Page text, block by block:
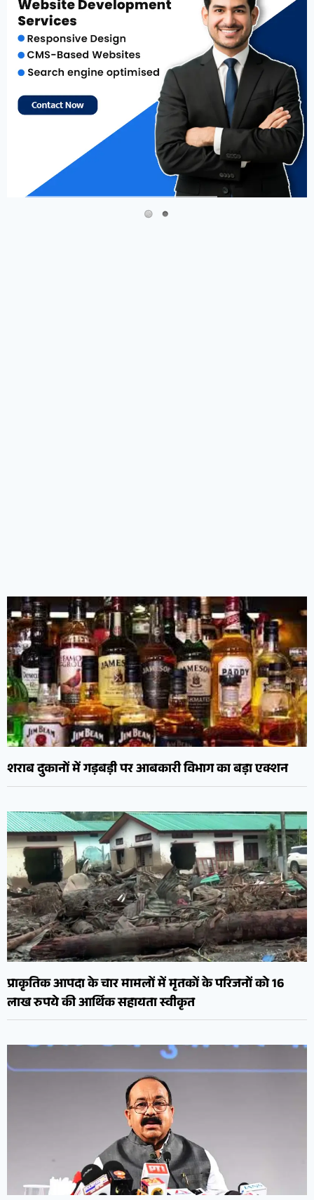
शराब दुकानों में गड़बड़ी पर आबकारी विभाग का बड़ा एक्शन
प्राकृतिक आपदा के चार मामलों में मृतकों के परिजनों को 16
लाख रुपये की आर्थिक सहायता स्वीकृत